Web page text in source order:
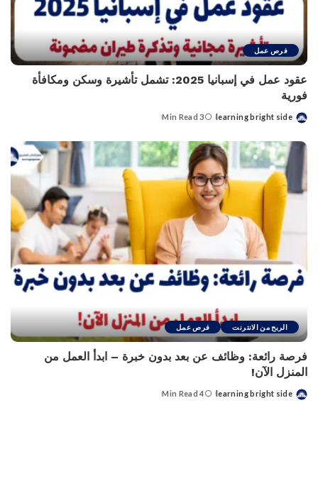
فرص عمل
عقود عمل في إسبانيا 2025: تشمل تأشيرة وسكن ومكافأة
فورية
Posted
learning bright side
3 Min Read
الربح من الانترنت فرص عمل
فرصة رائعة: وظائف عن بعد بدون خبرة – ابدأ العمل من
المنزل الآن!
Posted
learning bright side
4 Min Read